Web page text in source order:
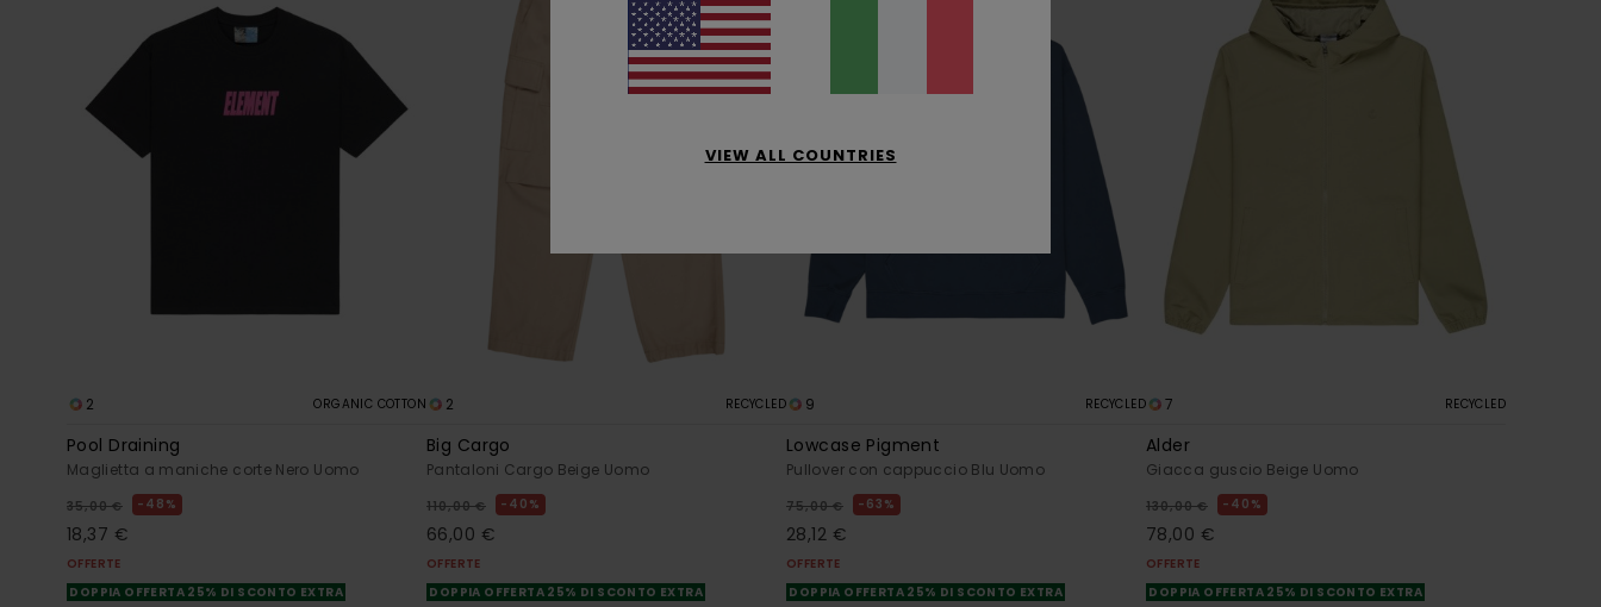
2 ORGANIC COTTON
Pool Draining
Maglietta a maniche corte Nero Uomo
35,00 € 48%
18,37 €
OFFERTE
DOPPIA OFFERTA 25% DI SCONTO EXTRA
2 RECYCLED
Big Cargo
Pantaloni Cargo Beige Uomo
110,00 € 40%
66,00 €
OFFERTE
DOPPIA OFFERTA 25% DI SCONTO EXTRA
9 RECYCLED
Lowcase Pigment
Pullover con cappuccio Blu Uomo
75,00 € 63%
28,12 €
OFFERTE
DOPPIA OFFERTA 25% DI SCONTO EXTRA
7 RECYCLED
Alder
Giacca guscio Beige Uomo
130,00 € 40%
78,00 €
OFFERTE
DOPPIA OFFERTA 25% DI SCONTO EXTRA
VIEW ALL COUNTRIES